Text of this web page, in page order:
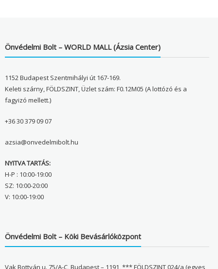
Önvédelmi Bolt – WORLD MALL (Ázsia Center)
1152 Budapest Szentmihályi út 167-169.
Keleti szárny, FÖLDSZINT, Üzlet szám: F0.12M05 (A lottózó és a
fagyizó mellett.)
+36 30 379 09 07
azsia@onvedelmibolt.hu
NYITVA TARTÁS:
H-P : 10:00-19:00
SZ: 10:00-20:00
V: 10:00-19:00
Önvédelmi Bolt – Köki Bevásárlóközpont
Vak Bottyán u. 75/A-C, Budapest – 1191, *** FÖLDSZINT 024/a (egyes